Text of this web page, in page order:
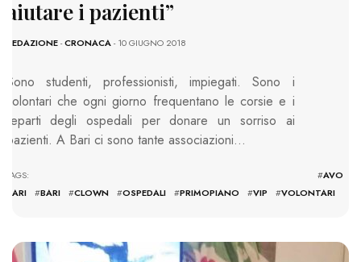
aiutare i pazienti”
REDAZIONE-CRONACA- 10 GIUGNO 2018
Sono studenti, professionisti, impiegati. Sono i
volontari che ogni giorno frequentano le corsie e i
reparti degli ospedali per donare un sorriso ai
pazienti. A Bari ci sono tante associazioni…
TAGS: #AVO
BARI
#BARI #CLOWN #OSPEDALI #PRIMOPIANO #VIP #VOLONTARI